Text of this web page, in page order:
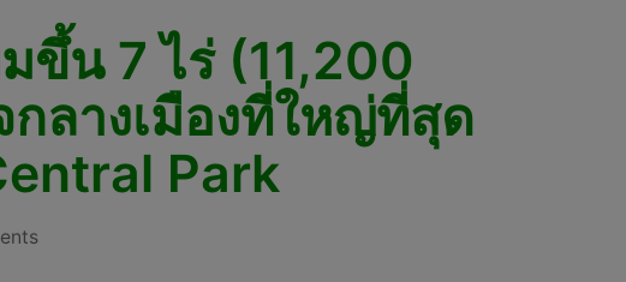
ขึ้น 7 ไร่ (11,200
กลางเมืองที่ใหญ่ที่สุด
Park